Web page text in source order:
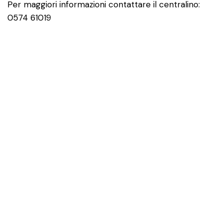
Per maggiori informazioni contattare il centralino:
0574 61019